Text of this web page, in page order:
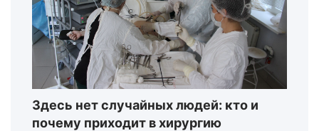
Здесь нет случайных людей: кто и
почему приходит в хирургию